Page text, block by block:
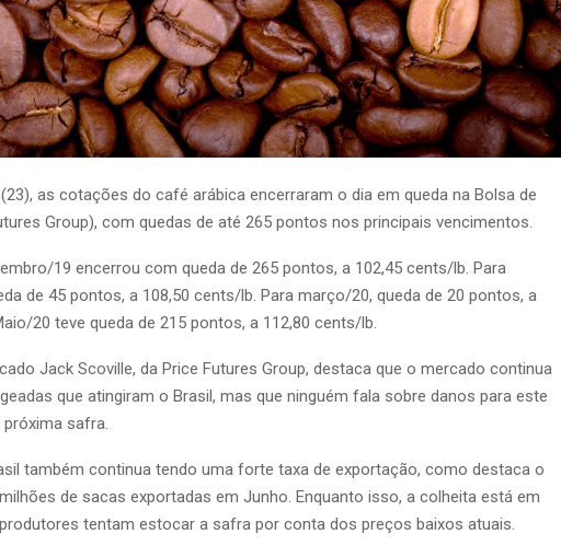
as cotações do café arábica encerraram o dia em queda na Bolsa de
Group), com quedas de até 265 pontos nos principais vencimentos.
19 encerrou com queda de 265 pontos, a 102,45 cents/lb. Para
de 45 pontos, a 108,50 cents/lb. Para março/20, queda de 20 pontos, a
20 teve queda de 215 pontos, a 112,80 cents/lb.
Jack Scoville, da Price Futures Group, destaca que o mercado continua
que atingiram o Brasil, mas que ninguém fala sobre danos para este
próxima safra.
também continua tendo uma forte taxa de exportação, como destaca o
de sacas exportadas em Junho. Enquanto isso, a colheita está em
tentam estocar a safra por conta dos preços baixos atuais.